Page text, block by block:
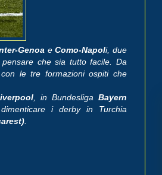
Genoa eComo-Napoli, due
che sia tutto facile. Da
con le tre formazioni ospiti che
, in BundesligaBayern
dimenticare i derby in Turchia